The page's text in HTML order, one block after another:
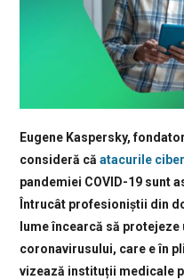
Eugene Kaspersky,
consideră că atacurile
pandemiei COVID-19 sunt
Întrucât profesioniștii din
lume încearcă să
coronavirusului, care e în
vizează instituții medicale